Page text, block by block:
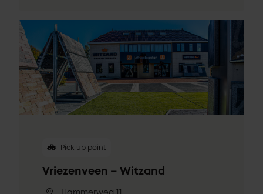
Pick-up point
Vriezenveen – Witzand